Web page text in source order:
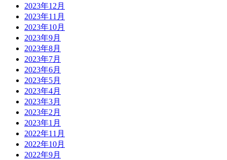
2023年12月
2023年11月
2023年10月
2023年9月
2023年8月
2023年7月
2023年6月
2023年5月
2023年4月
2023年3月
2023年2月
2023年1月
2022年11月
2022年10月
2022年9月